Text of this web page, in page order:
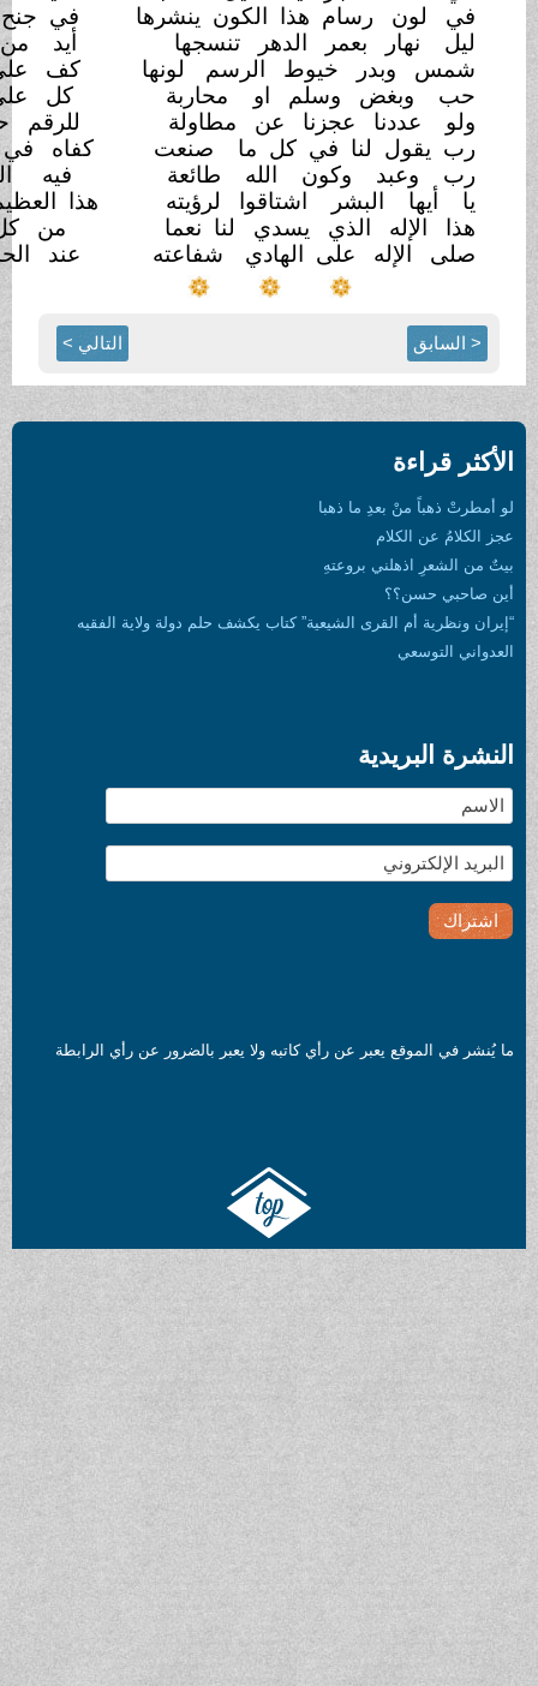
ينشرها
تنسجها
الرسملونها
محاربة
عن مطاولة
ما
صنعت
طائعة
لرؤيته
لنا نعما
شفاعته
في جنح طير وفي عين من الصقر
أيد من الله في نظملمدكر
كف على صفحة الأكوان للنظر
كل على قدر قد جاء في
قدر
للرقم حيث يضيع العد فيالعثر
كفاه في الخلق هذا معبد
البشر
فيه الحوادث والدنيالمختبر
هذا العظيم الذي يرجى لدى الخطر
من كل شيء بخلق دائن
نضر
عند الحساب ملاذ المؤمن الحذر
يكشف حلم دولة ولاية الفقيه
ولا يعبر بالضرور عن رأي الرابطة